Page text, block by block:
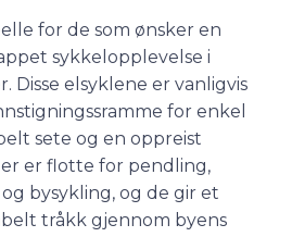
for de som ønsker en
sykkelopplevelse i
Disse elsyklene er vanligvis
for enkel
sete og en oppreist
er flotte for pendling,
bysykling, og de gir et
tråkk gjennom byens